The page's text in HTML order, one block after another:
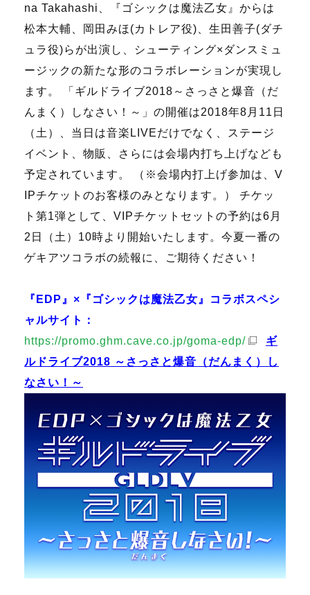
na Takahashi、『ゴシックは魔法乙女』からは
松本大輔、岡田みほ(カトレア役)、生田善子(ダチ
ュラ役)らが出演し、シューティング×ダンスミュ
ージックの新たな形のコラボレーションが実現し
ます。 「ギルドライブ2018～さっさと爆音（だ
んまく）しなさい！～」の開催は2018年8月11日
（土）、当日は音楽LIVEだけでなく、ステージ
イベント、物販、さらには会場内打ち上げなども
予定されています。 （※会場内打上げ参加は、V
IPチケットのお客様のみとなります。） チケッ
ト第1弾として、VIPチケットセットの予約は6月
2日（土）10時より開始いたします。今夏一番の
ゲキアツコラボの続報に、ご期待ください！
『EDP』×『ゴシックは魔法乙女』コラボスペシ
ャルサイト：
https://promo.ghm.cave.co.jp/goma-edp/
ギ
ルドライブ2018 ～さっさと爆音（だんまく）し
なさい！～